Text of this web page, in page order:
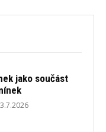
jako součást